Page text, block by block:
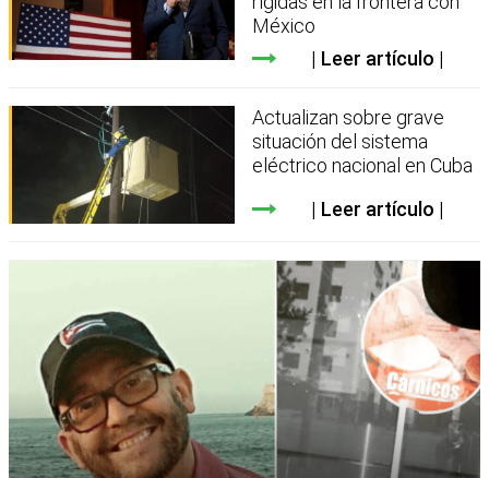
México
Leer artículo
Actualizan sobre grave
situación del sistema
eléctrico nacional en Cuba
Leer artículo